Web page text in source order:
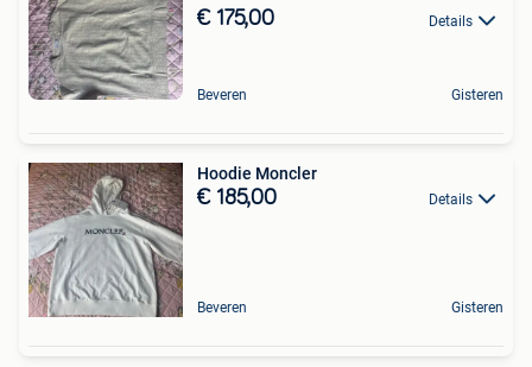
€ 175,00 Details
Beveren Gisteren
Hoodie Moncler
€ 185,00 Details
Beveren Gisteren